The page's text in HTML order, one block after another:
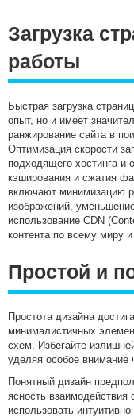
Загрузка
работы
Быстрая загрузка
опыт, но и имеет
ранжирование сайта в
Оптимизация скорости
подходящего хостинга и
кэширования и сжатия
включают минимизацию
изображений,
использование CDN
контента по всему миру
Простой и
Простота дизайна
минималистичных
схем. Избегайте
уделяя особое внимание
Понятный дизайн
ясность
использовать